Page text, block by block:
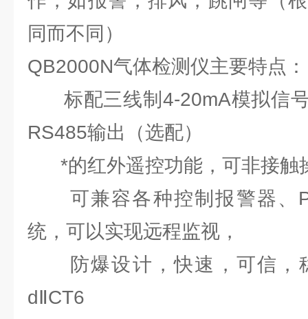
同而不同）
QB2000N气体检测仪主要特点：
标配三线制4-20mA模拟信
RS485输出（选配）
*的红外遥控功能，可非接触
可兼容各种控制报警器、
统，可以实现远程监视，
防爆设计，快速，可信，
dⅡCT6